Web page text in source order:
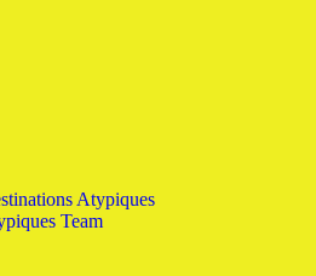
Atypiques
Team